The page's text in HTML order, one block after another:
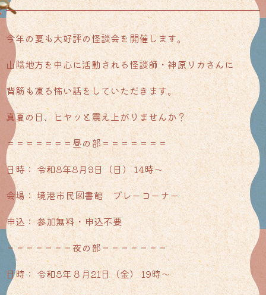
今年の夏も大好評の怪談会を開催します。
山陰地方を中心に活動される怪談師・神原リカさんに
背筋も凍る怖い話をしていただきます。
真夏の日、ヒヤッと震え上がりませんか？
＝＝＝＝＝＝＝昼の部＝＝＝＝＝＝＝
日時：令和8年8月9日 （日）14時～
会場：境港市民図書館プレーコーナー
申込： 参加無料・申込不要
＝＝＝＝＝＝＝夜の部＝＝＝＝＝＝＝
日時： 令和8年８月21日（金）19時～